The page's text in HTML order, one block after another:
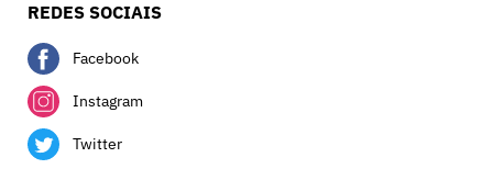
REDES SOCIAIS
Facebook
Instagram
Twitter